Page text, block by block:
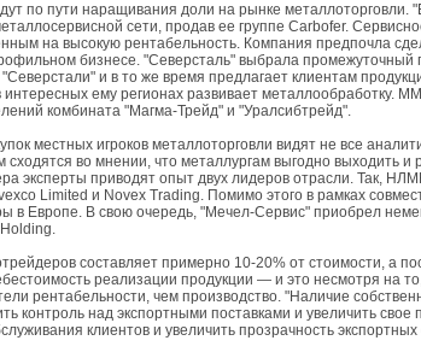
по пути наращивания доли на рынке металлоторговли.
сети, продав ее группе Carbofer.
на высокую рентабельность. Компания предпочла
бизнесе. "Северсталь" выбрала промежуточный
"Северстали" и в то же время предлагает клиентам
интересных ему регионах развивает металлообработку.
комбината "Магма-Трейд" и "Уралсибтрейд".
местных игроков металлоторговли видят не все
сходятся во мнении, что металлургам выгодно выходить
эксперты приводят опыт двух лидеров отрасли. Так,
Limited и Novex Trading. Помимо этого в рамках
в Европе. В свою очередь, "Мечел-Сервис" приобрел
составляет примерно 10-20% от стоимости, а
реализации продукции — и это несмотря на
рентабельности, чем производство. "Наличие
контроль над экспортными поставками и увеличить свое
клиентов и увеличить прозрачность